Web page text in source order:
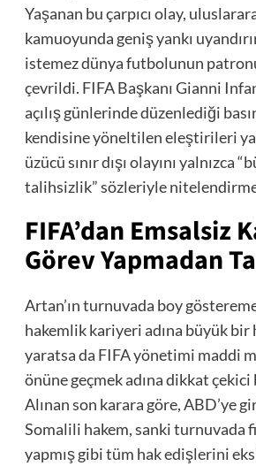
Yaşanan bu çarpıcı olay,
kamuoyunda geniş yankı
istemez dünya futbolunun
çevrildi. FIFA Başkanı Gianni
açılış günlerinde düzenlediği
kendisine yöneltilen eleştirileri
üzücü sınır dışı olayını yalnızca
talihsizlik” sözleriyle
FIFA’dan Emsalsiz
Görev Yapmadan
Artan’ın turnuvada boy
hakemlik kariyeri adına büyük bir
yaratsa da FIFA yönetimi maddi
önüne geçmek adına dikkat çekici
Alınan son karara göre, ABD’ye
Somalili hakem, sanki turnuvada
yapmış gibi tüm hak edişlerini